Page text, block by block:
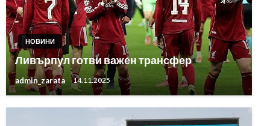
НОВИНИ
Ливърпул готви важен трансфер
admin_zarata 14.11.2025